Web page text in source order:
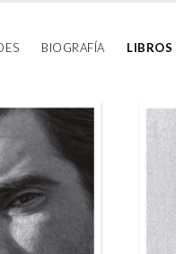
BIOGRAFÍA LIBROS